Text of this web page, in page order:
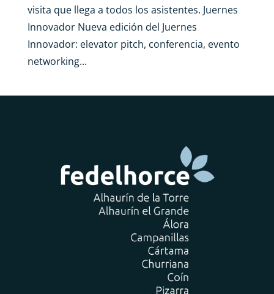
visita que llega a todos los asistentes. Juernes
Innovador Nueva edición del Juernes
Innovador: elevator pitch, conferencia, evento
networking...